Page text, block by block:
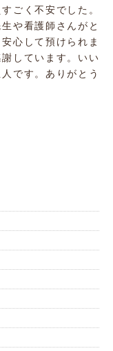
ごく不安でした。
や看護師さんがと
心して預けられま
しています。いい
です。ありがとう